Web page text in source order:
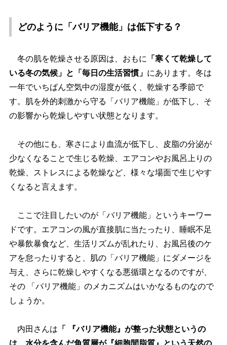
どのように「バリア機能」は低下する？
冬の肌を乾燥させる原因は、おもに
「寒くて乾燥して
いる冬の気候」と「毎日の生活習慣」 にあります。冬は
一年でいちばん空気中の湿度が低く、乾燥する季節で
す。肌を外的刺激から守る「バリア機能」が低下し、そ
の影響から乾燥しやすい状態となります。
その他にも、寒さにより血流が低下し、皮脂の分泌が
少なくなることで生じる乾燥、エアコンやお風呂上りの
乾燥、ストレスによる乾燥など、様々な場面で生じやす
くなると言えます。
ここで注目したいのが「バリア機能」というキーワー
ドです。エアコンの風が直接肌に当たったり、睡眠不足
暴飲暴食など、生活リズムが乱れたり、お風呂後のケ
アを怠ったりすると、肌の「バリア機能」にダメージを
与え、さらに乾燥しやすくなる悪循環となるのですが、
その 「バリア機能」のメカニズムはいかなるものなので
しょうか。
内田さんは 「 『バリア機能』が整った状態というの
は、水分を含んだ角質層が『細胞間脂質』という天然の